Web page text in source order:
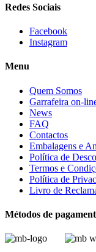
Redes Sociais
Facebook
Instagram
Menu
Quem Somos
Garrafeira on-
News
FAQ
Contactos
Embalagens e
Política de
Termos e
Política de
Livro de
Métodos de